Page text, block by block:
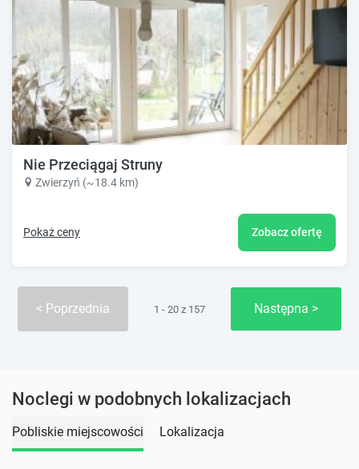
Nie Przeciągaj Struny
Zwierzyń (~18.4 km)
Pokaż ceny Zobacz ofertę
Poprzednia 1 - 20 z 157 Następna
Noclegi w podobnych lokalizacjach
Pobliskie miejscowości Lokalizacja